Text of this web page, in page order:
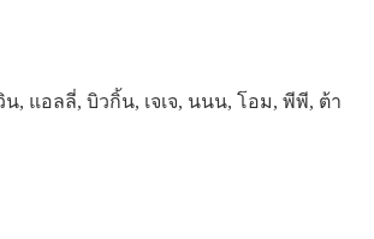
น, แอลลี่, บิวกิ้น, เจเจ, นนน, โอม, พีพี, ต้า